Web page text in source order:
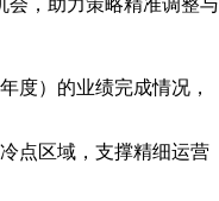
度）的业绩完成情况，
点区域，支撑精细运营